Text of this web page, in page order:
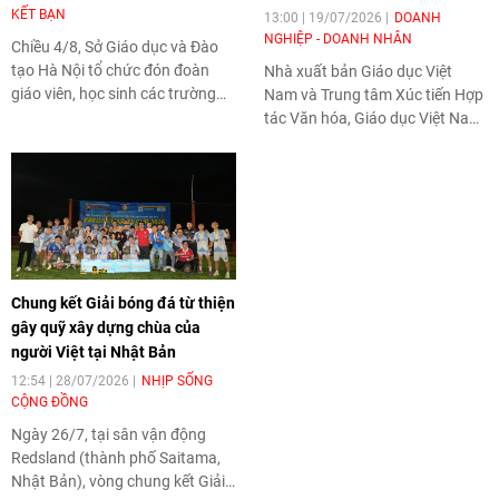
KẾT BẠN
Chiều 4/8, Sở Giáo dục và Đào
tạo Hà Nội tổ chức đón đoàn
giáo viên, học sinh các trường
13:00 | 19/07/2026
DOANH
NGHIỆP - DOANH NHÂN
Nhà xuất bản Giáo dục Việt
Nam và Trung tâm Xúc tiến Hợp
tác Văn hóa, Giáo dục Việt Nam
Chung kết Giải bóng đá từ thiện
gây quỹ xây dựng chùa của
người Việt tại Nhật Bản
12:54 | 28/07/2026
NHỊP SỐNG
CỘNG ĐỒNG
Ngày 26/7, tại sân vận động
Redsland (thành phố Saitama,
Nhật Bản), vòng chung kết Giải